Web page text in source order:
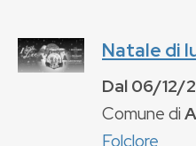
Natale di
Dal06/12/
Comune di
Folclore